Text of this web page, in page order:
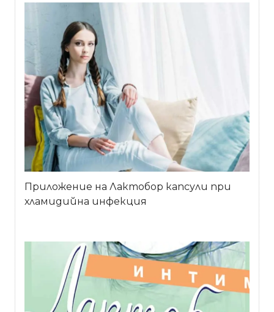
Приложение на Лактобор капсули при
хламидийна инфекция